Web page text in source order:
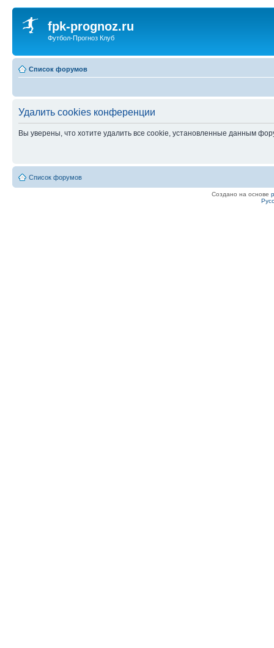
fpk-prognoz.ru
Футбол-Прогноз Клуб
Список форумов
Удалить cookies конференции
Вы уверены, что хотите удалить все cookie, установленные данным
Список форумов
Создано на основе